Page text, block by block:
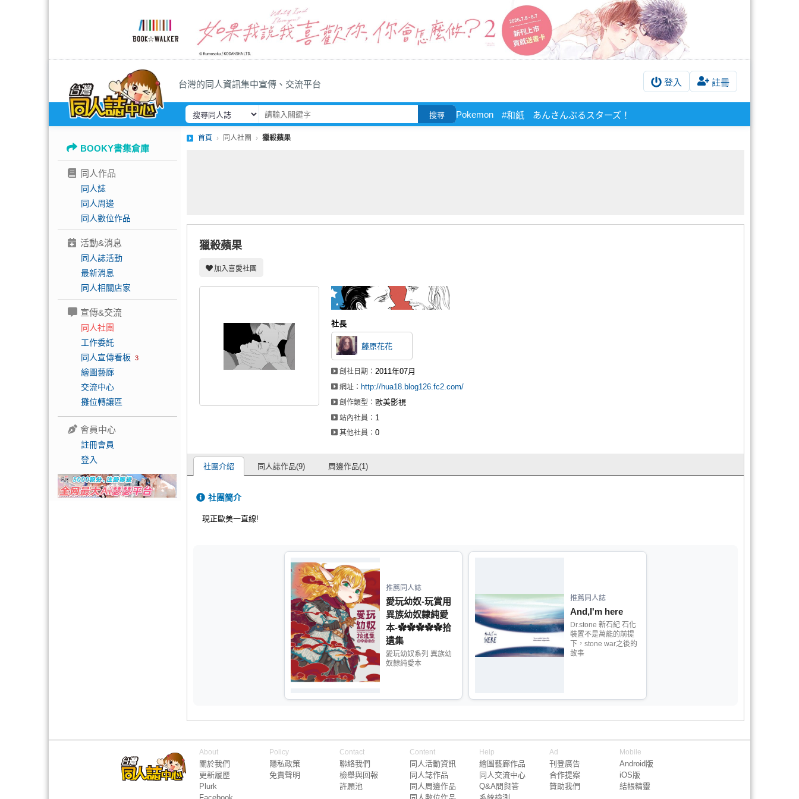
台灣的同人資訊集中宣傳、交流平台 登入 註冊
搜尋 Pokemon #和紙 あんさんぶるスターズ！
BOOKY書集倉庫
同人作品
同人誌
同人周邊
同人數位作品
活動&消息
同人誌活動
最新消息
同人相關店家
宣傳&交流
同人社團
工作委託
同人宣傳看板 3
繪圖藝廊
交流中心
攤位轉讓區
會員中心
註冊會員
登入
首頁 同人社團 獵殺蘋果
獵殺蘋果
加入喜愛社團
社長
藤原花花
創社日期： 2011年07月
網址： http://hua18.blog126.fc2.com/
創作類型： 歐美影視
站內社員： 1
其他社員： 0
社團介紹 同人誌作品(9) 周邊作品(1)
社團簡介
現正歐美一直線!
推薦同人誌
愛玩幼奴-玩賞用
異族幼奴隸純愛
本-✿✿✿✿✿拾
遺集
愛玩幼奴系列 異族幼
奴隸純愛本
推薦同人誌
And,I'm here
Dr.stone 新石紀 石化
裝置不是萬能的前提
下，stone war之後的
故事
About
關於我們
更新履歷
Plurk
Policy
隱私政策
免責聲明
Contact
聯絡我們
檢舉與回報
許願池
Content
同人活動資訊
同人誌作品
同人周邊作品
Help
繪圖藝廊作品
同人交流中心
Q&A問與答
Ad
刊登廣告
合作提案
贊助我們
Mobile
Android版
iOS版
結帳精靈